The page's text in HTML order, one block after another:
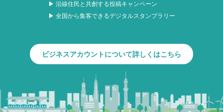
▶ 沿線住民と共創する投稿キャンペーン
▶ 全国から集客できるデジタルスタンプラリー
ビジネスアカウントについて詳しくはこちら